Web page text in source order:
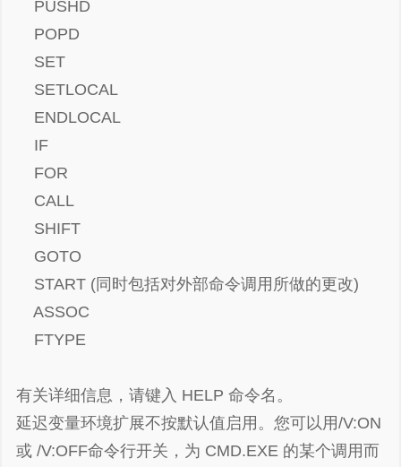
PUSHD
POPD
SET
SETLOCAL
ENDLOCAL
IF
FOR
CALL
SHIFT
GOTO
START (同时包括对外部命令调用所做的更改)
ASSOC
FTYPE
有关详细信息，请键入 HELP 命令名。
延迟变量环境扩展不按默认值启用。您可以用/V:ON
或 /V:OFF命令行开关，为 CMD.EXE 的某个调用而